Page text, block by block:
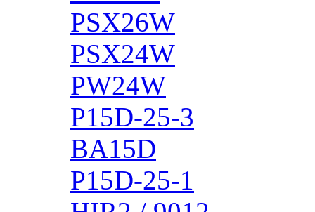
PSX26W
PSX24W
PW24W
P15D-25-3
BA15D
P15D-25-1